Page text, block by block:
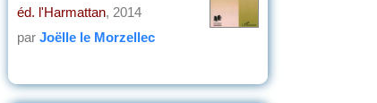
éd. l'Harmattan, 2014
par Joëlle le Morzellec